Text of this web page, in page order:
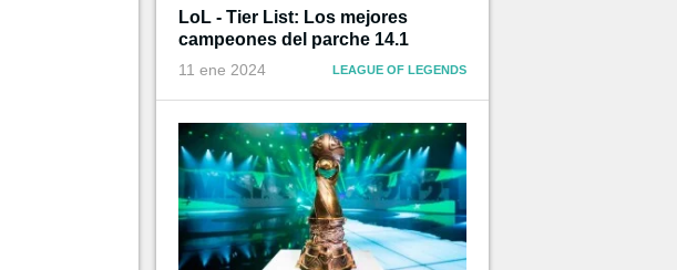
LoL - Tier List: Los mejores
campeones del parche 14.1
11 ene 2024 LEAGUE OF LEGENDS